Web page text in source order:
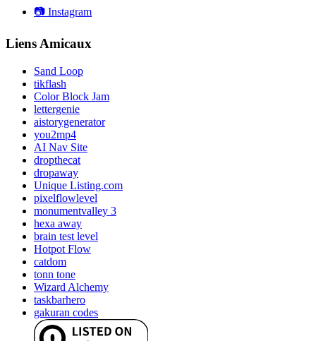
📷 Instagram
Liens Amicaux
Sand Loop
tikflash
Color Block Jam
lettergenie
aistorygenerator
you2mp4
AI Nav Site
dropthecat
dropaway
Unique Listing.com
pixelflowlevel
monumentvalley 3
hexa away
brain test level
Hotpot Flow
catdom
tonn tone
Wizard Alchemy
taskbarhero
gakuran codes